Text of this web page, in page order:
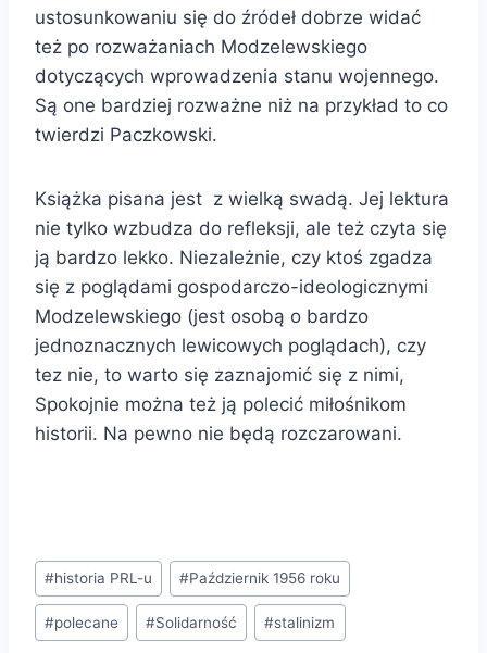
ustosunkowaniu się do źródeł dobrze widać
też po rozważaniach Modzelewskiego
dotyczących wprowadzenia stanu wojennego.
Są one bardziej rozważne niż na przykład to co
twierdzi Paczkowski.
Książka pisana jest z wielką swadą. Jej lektura
nie tylko wzbudza do refleksji, ale też czyta się
ją bardzo lekko. Niezależnie, czy ktoś zgadza
się z poglądami gospodarczo-ideologicznymi
Modzelewskiego (jest osobą o bardzo
jednoznacznych lewicowych poglądach), czy
tez nie, to warto się zaznajomić się z nimi,
Spokojnie można też ją polecić miłośnikom
historii. Na pewno nie będą rozczarowani.
Tagi
wpisu:
#historia PRL-u #Październik 1956 roku
#polecane #Solidarność #stalinizm